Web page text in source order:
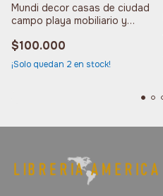
Mundi decor casas de ciudad
campo playa mobiliario y
$100.000
¡Solo quedan 2 en stock!